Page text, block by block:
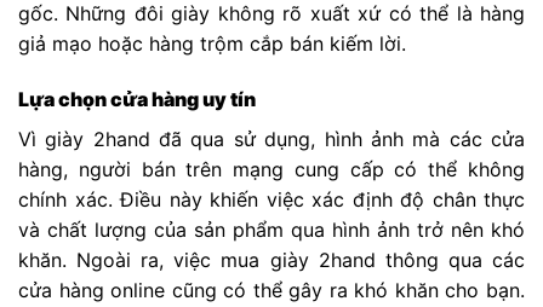
gốc. Những đôi giày không rõ xuất xứ có thể là hàng
giả mạo hoặc hàng trộm cắp bán kiếm lời.
Lựa chọn cửa hàng uy tín
Vì giày 2hand đã qua sử dụng, hình ảnh mà các cửa
hàng, người bán trên mạng cung cấp có thể không
chính xác. Điều này khiến việc xác định độ chân thực
và chất lượng của sản phẩm qua hình ảnh trở nên khó
khăn. Ngoài ra, việc mua giày 2hand thông qua các
cửa hàng online cũng có thể gây ra khó khăn cho bạn.